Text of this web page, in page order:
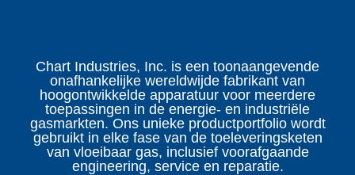
e
e
n
n
i
e
u
w
e
e
n
n
i
e
u
w
e
e
n
n
i
e
u
w
e
e
n
n
e
u
Chart Industries, Inc. is een toonaangevende
onafhankelijke wereldwijde fabrikant van
hoogontwikkelde apparatuur voor meerdere
toepassingen in de energie- en industriële
gasmarkten. Ons unieke productportfolio wordt
gebruikt in elke fase van de toeleveringsketen
van vloeibaar gas, inclusief voorafgaande
engineering, service en reparatie.